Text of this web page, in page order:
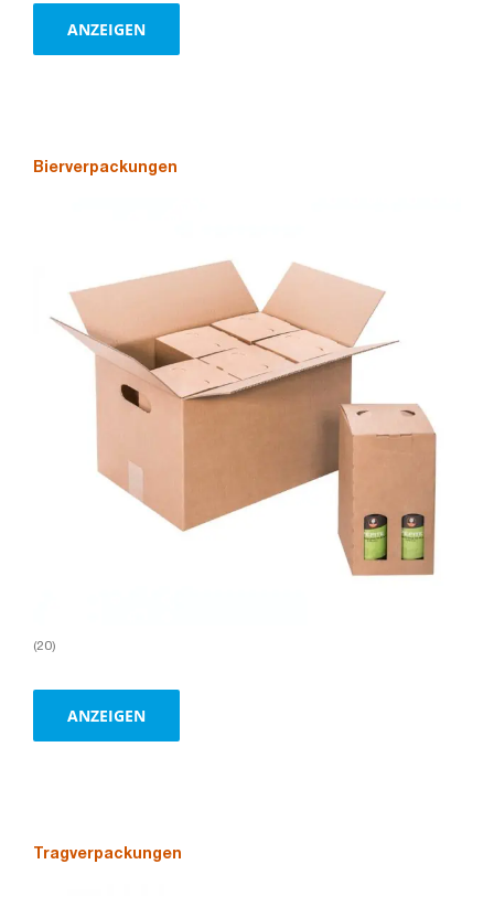
ANZEIGEN
Bierverpackungen
(20)
ANZEIGEN
Tragverpackungen